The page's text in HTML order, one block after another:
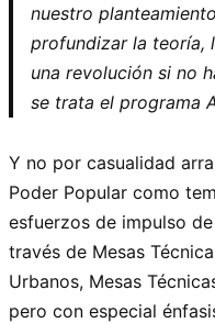
nuestro
profundizar la teoría,
una revolución si no
se trata el programa
Y no por casualidad
Poder Popular como
esfuerzos de impulso
través de Mesas
Urbanos, Mesas
pero con especial